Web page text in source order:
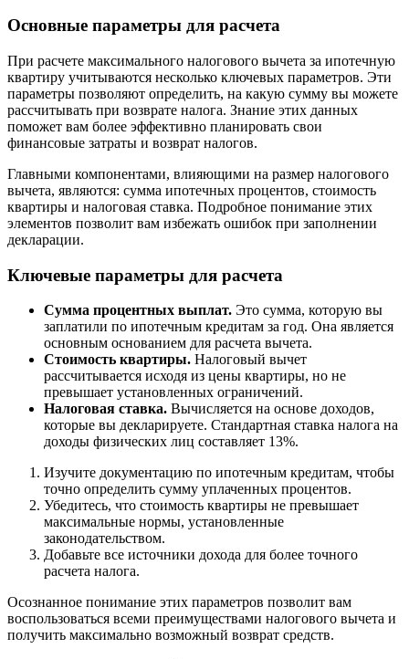
Основные параметры для расчета
При расчете максимального налогового вычета за ипотечную
квартиру учитываются несколько ключевых параметров. Эти
параметры позволяют определить, на какую сумму вы можете
рассчитывать при возврате налога. Знание этих данных
поможет вам более эффективно планировать свои
финансовые затраты и возврат налогов.
Главными компонентами, влияющими на размер налогового
вычета, являются: сумма ипотечных процентов, стоимость
квартиры и налоговая ставка. Подробное понимание этих
элементов позволит вам избежать ошибок при заполнении
декларации.
Ключевые параметры для расчета
Сумма процентных выплат. Это сумма, которую вы
заплатили по ипотечным кредитам за год. Она является
основным основанием для расчета вычета.
Стоимость квартиры. Налоговый вычет
рассчитывается исходя из цены квартиры, но не
превышает установленных ограничений.
Налоговая ставка. Вычисляется на основе доходов,
которые вы декларируете. Стандартная ставка налога на
доходы физических лиц составляет 13%.
Изучите документацию по ипотечным кредитам, чтобы
точно определить сумму уплаченных процентов.
Убедитесь, что стоимость квартиры не превышает
максимальные нормы, установленные
законодательством.
Добавьте все источники дохода для более точного
расчета налога.
Осознанное понимание этих параметров позволит вам
воспользоваться всеми преимуществами налогового вычета и
получить максимально возможный возврат средств.